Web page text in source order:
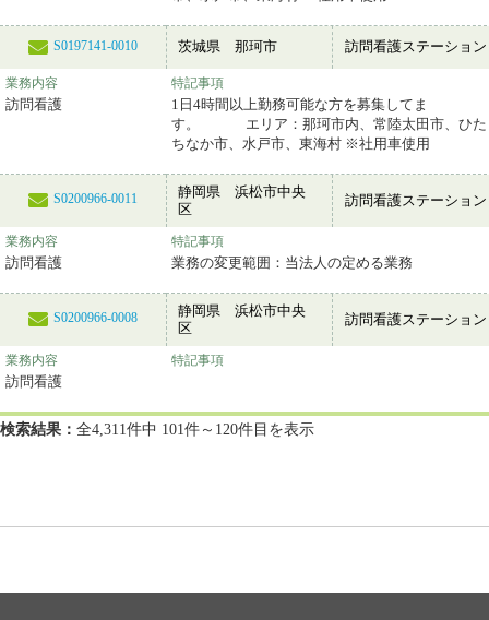
S0197141-0010 茨城県 那珂市 訪問看護ステーション
業務内容
訪問看護
特記事項
1日4時間以上勤務可能な方を募集してま
す。 エリア：那珂市内、常陸太田市、ひた
ちなか市、水戸市、東海村 ※社用車使用
S0200966-0011
静岡県 浜松市中央
区
訪問看護ステーション
業務内容
訪問看護
特記事項
業務の変更範囲：当法人の定める業務
S0200966-0008
静岡県 浜松市中央
区
訪問看護ステーション
業務内容
訪問看護
特記事項
検索結果： 全4,311件中 101件～120件目を表示